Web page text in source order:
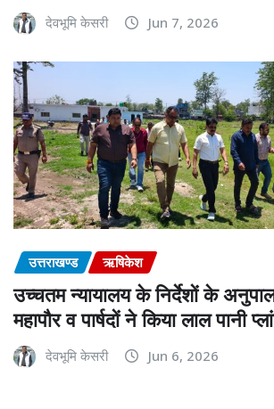
देवभूमि केसरी Jun 7, 2026
उत्तराखण्ड ऋषिकेश
उच्चतम न्यायालय के निर्देशों के
महापौर व पार्षदों ने किया लाल पानी
देवभूमि केसरी Jun 6, 2026